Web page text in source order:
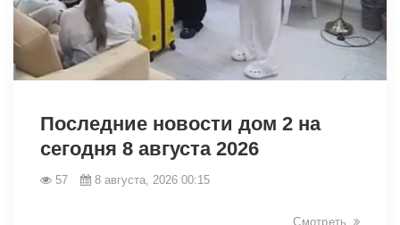
Последние новости дом 2 на
сегодня 8 августа 2026
57 8 августа, 2026 00:15
Смотреть